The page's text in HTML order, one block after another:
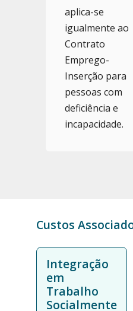
aplica-se
igualmente ao
Contrato
Emprego-
Inserção para
pessoas com
deficiência e
incapacidade.
Custos
Integração
em
Trabalho
Socialmente